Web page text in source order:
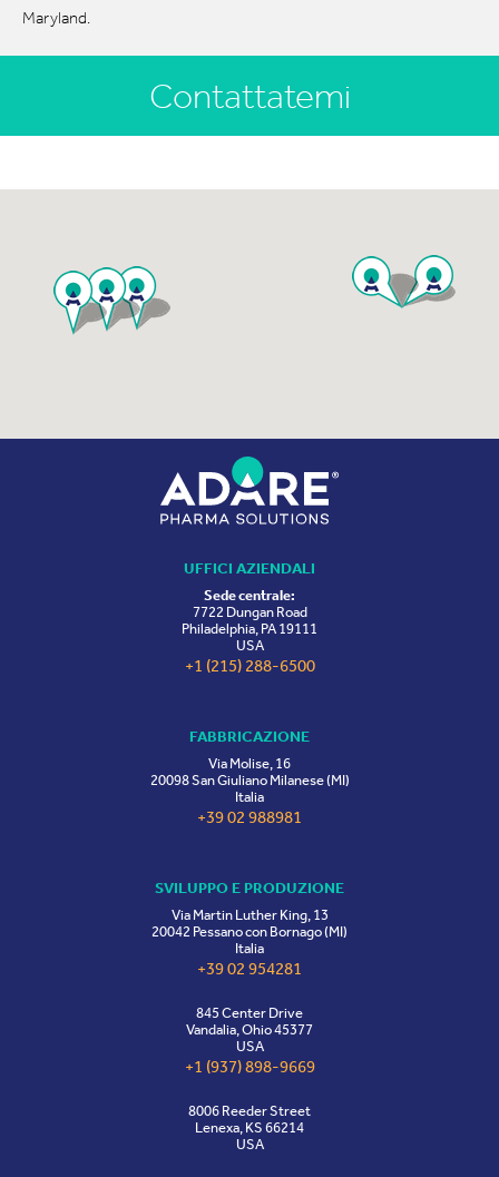
Maryland.
Contattatemi
UFFICI AZIENDALI
Sede centrale:
7722 Dungan Road
Philadelphia, PA 19111
USA
+1 (215) 288-6500
FABBRICAZIONE
Via Molise, 16
20098 San Giuliano Milanese (MI)
Italia
+39 02 988981
SVILUPPO E PRODUZIONE
Via Martin Luther King, 13
20042 Pessano con Bornago (MI)
Italia
+39 02 954281
845 Center Drive
Vandalia, Ohio 45377
USA
+1 (937) 898-9669
8006 Reeder Street
Lenexa, KS 66214
USA